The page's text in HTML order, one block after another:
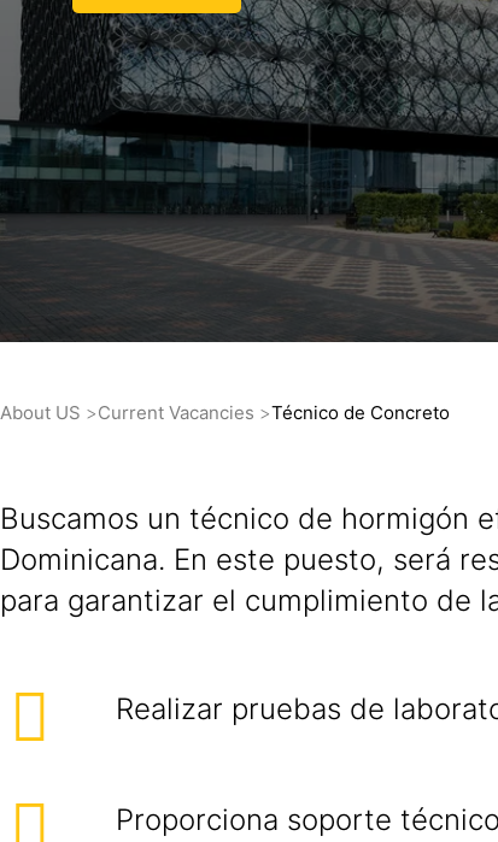
About US Current Vacancies Técnico de Concreto
Buscamos un técnico de hormigón
Dominicana. En este puesto, será
para garantizar el cumplimiento de
Realizar pruebas de
Proporciona soporte